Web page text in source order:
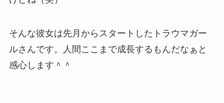
そんな彼女は先月からスタートしたトラウマガー
ルさんです。人間ここまで成長するもんだなぁと
感心します＾＾